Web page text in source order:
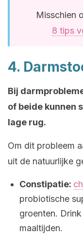
Misschien
8 tips
4.
Bij
of beide kunnen
lage rug.
Om dit probleem
uit de natuurlijke
Constipatie:
probiotische
groenten.
maaltijden.